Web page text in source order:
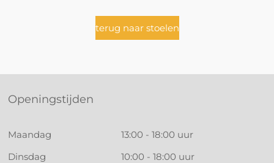
terug naar stoelen
Openingstijden
Maandag
13:00 - 18:00 uur
Dinsdag
10:00 - 18:00 uur